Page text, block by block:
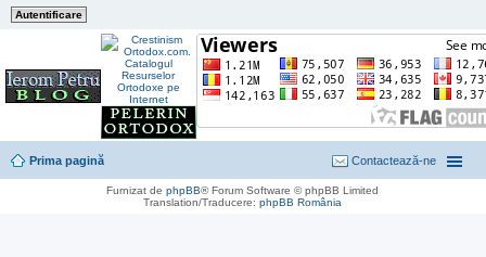
Prima pagină Contactează-ne
Furnizat dephpBB® Forum Software © phpBB Limited
Translation/Traducere:phpBB România